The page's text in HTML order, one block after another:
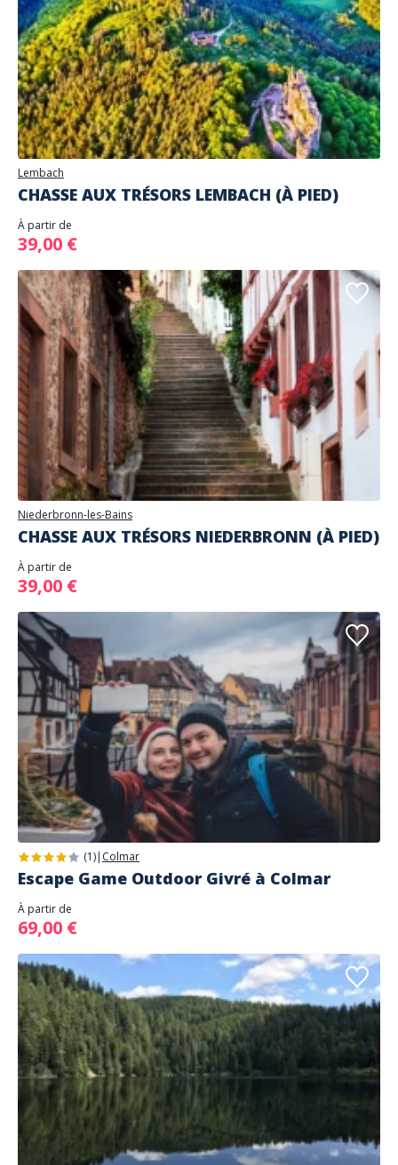
Lembach
CHASSE AUX TRÉSORS LEMBACH (À PIED)
À partir de
39,00 €
Niederbronn-les-Bains
CHASSE AUX TRÉSORS NIEDERBRONN (À PIED)
À partir de
39,00 €
(1)| Colmar
Escape Game Outdoor Givré à Colmar
À partir de
69,00 €